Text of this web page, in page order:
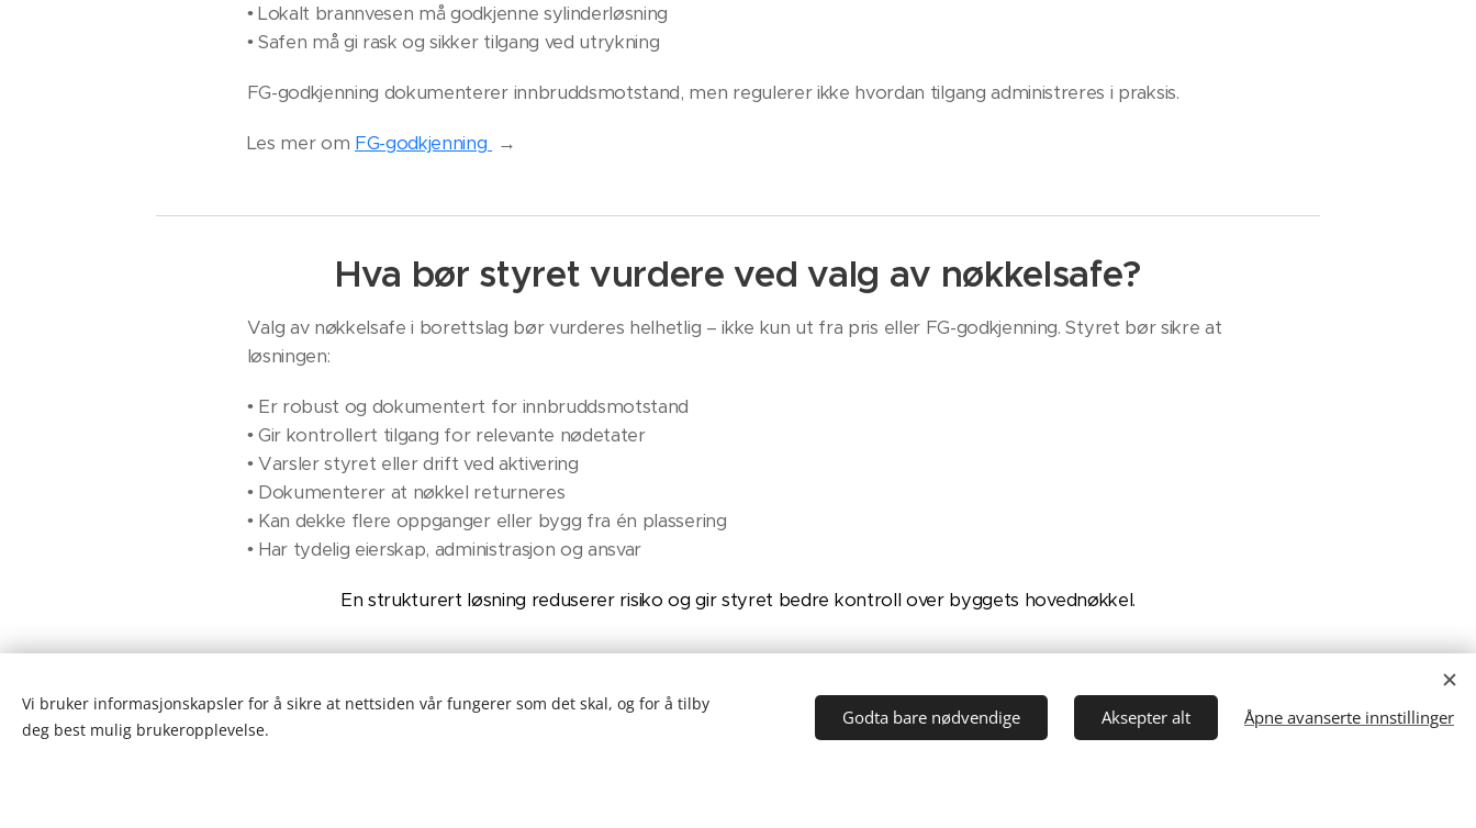
• Lokalt brannvesen må godkjenne sylinderløsning
• Safen må gi rask og sikker tilgang ved utrykning
FG-godkjenning dokumenterer innbruddsmotstand, men regulerer ikke hvordan tilgang administreres i praksis.
Les mer om FG-godkjenning →
Hva bør styret vurdere ved valg av nøkkelsafe?
Valg av nøkkelsafe i borettslag bør vurderes helhetlig – ikke kun ut fra pris eller FG-godkjenning. Styret bør sikre at
løsningen:
• Er robust og dokumentert for innbruddsmotstand
• Gir kontrollert tilgang for relevante nødetater
• Varsler styret eller drift ved aktivering
• Dokumenterer at nøkkel returneres
• Kan dekke flere oppganger eller bygg fra én plassering
• Har tydelig eierskap, administrasjon og ansvar
En strukturert løsning reduserer risiko og gir styret bedre kontroll over byggets hovednøkkel.
Nødetattilgang i borettslag uten brannalarm
Vi bruker informasjonskapsler for å sikre at nettsiden vår fungerer som det skal, og for å tilby
deg best mulig brukeropplevelse.
Godta bare nødvendige Aksepter alt Åpne avanserte innstillinger